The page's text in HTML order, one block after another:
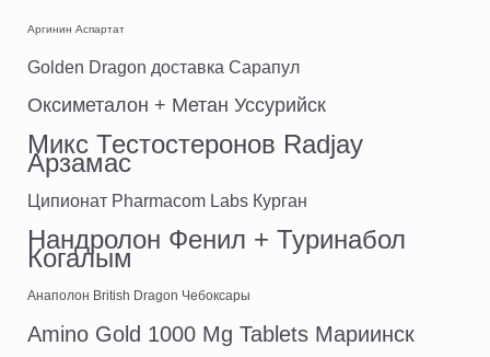
Аргинин Аспартат
Golden Dragon доставка Сарапул
Оксиметалон + Метан Уссурийск
Микс Тестостеронов Radjay
Арзамас
Ципионат Pharmacom Labs Курган
Нандролон Фенил + Туринабол
Когалым
Анаполон British Dragon Чебоксары
Amino Gold 1000 Mg Tablets Мариинск